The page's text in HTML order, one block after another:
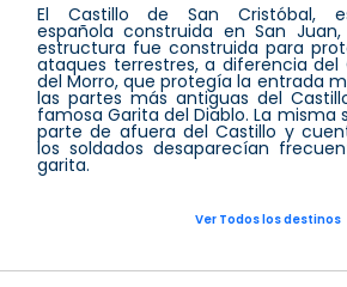
El Castillo de San Cristóbal,
española construida en San Juan,
estructura fue construida para
ataques terrestres, a diferencia del
del Morro, que protegía la entrada
las partes más antiguas del
famosa Garita del Diablo. La misma
parte de afuera del Castillo y
los soldados desaparecían
garita.
Ver Todos los destinos